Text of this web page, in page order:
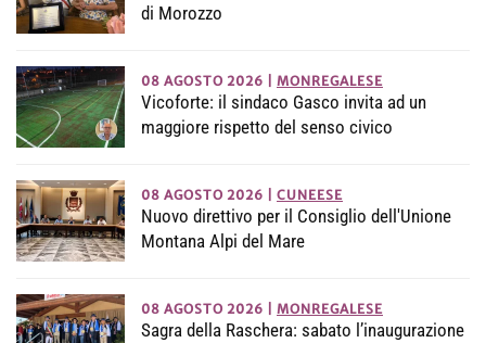
di Morozzo
08 AGOSTO 2026 MONREGALESE
Vicoforte: il sindaco Gasco invita ad un
maggiore rispetto del senso civico
08 AGOSTO 2026 CUNEESE
Nuovo direttivo per il Consiglio dell'Unione
Montana Alpi del Mare
08 AGOSTO 2026 MONREGALESE
Sagra della Raschera: sabato l’inaugurazione